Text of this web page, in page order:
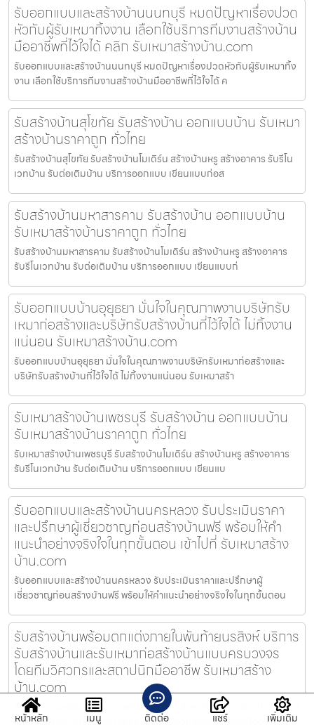
รับออกแบบและสร้างบ้านนนทบุรี หมดปัญหาเรื่องปวด
หัวกับผู้รับเหมาทิ้งงาน เลือกใช้บริการทีมงานสร้างบ้าน
มืออาชีพที่ไว้ใจได้ คลิก รับเหมาสร้างบ้าน.com
รับออกแบบและสร้างบ้านนนทบุรี หมดปัญหาเรื่องปวดหัวกับผู้รับเหมาทิ้ง
งาน เลือกใช้บริการทีมงานสร้างบ้านมืออาชีพที่ไว้ใจได้ ค
รับสร้างบ้านสุโขทัย รับสร้างบ้าน ออกแบบบ้าน รับเหมา
สร้างบ้านราคาถูก ทั่วไทย
รับสร้างบ้านสุโขทัย รับสร้างบ้านโมเดิร์น สร้างบ้านหรู สร้างอาคาร รับรีโน
เวทบ้าน รับต่อเติมบ้าน บริการออกแบบ เขียนแบบก่อส
รับสร้างบ้านมหาสารคาม รับสร้างบ้าน ออกแบบบ้าน
รับเหมาสร้างบ้านราคาถูก ทั่วไทย
รับสร้างบ้านมหาสารคาม รับสร้างบ้านโมเดิร์น สร้างบ้านหรู สร้างอาคาร
รับรีโนเวทบ้าน รับต่อเติมบ้าน บริการออกแบบ เขียนแบบก่
รับออกแบบบ้านอุยุธยา มั่นใจในคุณภาพงานบริษัทรับ
เหมาก่อสร้างและบริษัทรับสร้างบ้านที่ไว้ใจได้ ไม่ทิ้งงาน
แน่นอน รับเหมาสร้างบ้าน.com
รับออกแบบบ้านอุยุธยา มั่นใจในคุณภาพงานบริษัทรับเหมาก่อสร้างและ
บริษัทรับสร้างบ้านที่ไว้ใจได้ ไม่ทิ้งงานแน่นอน รับเหมาสร้า
รับเหมาสร้างบ้านเพชรบุรี รับสร้างบ้าน ออกแบบบ้าน
รับเหมาสร้างบ้านราคาถูก ทั่วไทย
รับเหมาสร้างบ้านเพชรบุรี รับสร้างบ้านโมเดิร์น สร้างบ้านหรู สร้างอาคาร
รับรีโนเวทบ้าน รับต่อเติมบ้าน บริการออกแบบ เขียนแบ
รับออกแบบและสร้างบ้านนครหลวง รับประเมินราคา
และปรึกษาผู้เชี่ยวชาญก่อนสร้างบ้านฟรี พร้อมให้คำ
แนะนำอย่างจริงใจในทุกขั้นตอน เข้าไปที่ รับเหมาสร้าง
บ้าน.com
รับออกแบบและสร้างบ้านนครหลวง รับประเมินราคาและปรึกษาผู้
เชี่ยวชาญก่อนสร้างบ้านฟรี พร้อมให้คำแนะนำอย่างจริงใจในทุกขั้นตอน
รับสร้างบ้านพร้อมตกแต่งภายในพันท้ายนรสิงห์ บริการ
รับสร้างบ้านและรับเหมาก่อสร้างบ้านแบบครบวงจร
โดยทีมวิศวกรและสถาปนิกมืออาชีพ รับเหมาสร้าง
บ้าน.com
รับสร้างบ้านพร้อมตกแต่งภายในพันท้ายนรสิงห์ บริการรับสร้างบ้านและรับ
เหมาก่อสร้างบ้านแบบครบวงจร โดยทีมวิศวกรและสถาปนิกมืออ
หน้าหลัก เมนู ติดต่อ แชร์ เพิ่มเติม